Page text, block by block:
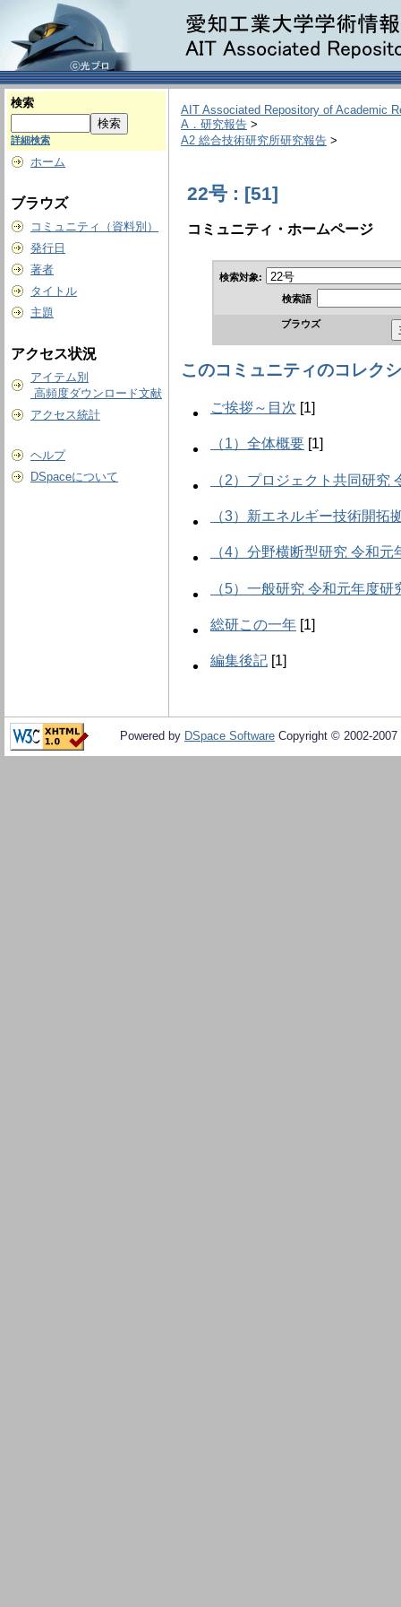
検索
詳細検索
ホーム
ブラウズ
コミュニティ（資料別）
発行日
著者
タイトル
主題
アクセス状況
アイテム別
高頻度ダウンロード文献
アクセス統計
ヘルプ
DSpaceについて
AIT Associated Repository of Academic
A．研究報告 >
A2 総合技術研究所研究報告 >
22号 : [51]
コミュニティ・ホームページ
検索対象:
検索語
ブラウズ
このコミュニティのコレク
ご挨拶～目次 [1]
（1）全体概要 [1]
（2）プロジェクト共同研究
（3）新エネルギー技術開拓
（4）分野横断型研究 令和
（5）一般研究 令和元年度研
総研この一年 [1]
編集後記 [1]
Powered by DSpace Software Copyright © 2002-2007